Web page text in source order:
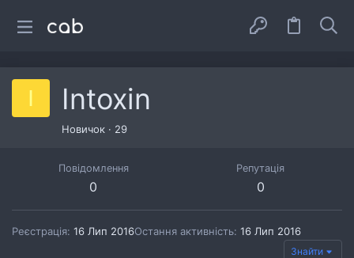
I Intoxin
Новичок · 29
Повідомлення
0
Репутація
0
Реєстрація 16 Лип 2016Остання активність 16 Лип 2016
Знайти